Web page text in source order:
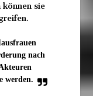
sie
nach
werden.